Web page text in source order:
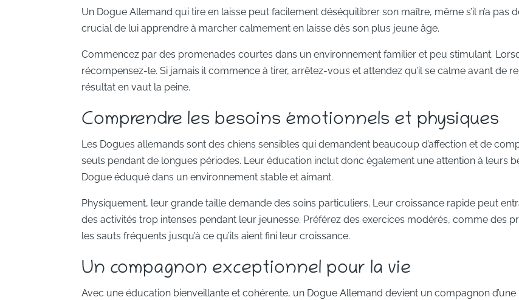
Un Dogue Allemand qui tire en laisse peut facilement déséquilibrer son maître, même s’il n’a pas
crucial de lui apprendre à marcher calmement en laisse dès son plus jeune âge.
Commencez par des promenades courtes dans un environnement familier et peu stimulant.
récompensez-le. Si jamais il commence à tirer, arrêtez-vous et attendez qu’il se calme avant de
résultat en vaut la peine.
Comprendre les besoins émotionnels et physiques
Les Dogues allemands sont des chiens sensibles qui demandent beaucoup d’affection et de
seuls pendant de longues périodes. Leur éducation inclut donc également une attention à leurs
Dogue éduqué dans un environnement stable et aimant.
Physiquement, leur grande taille demande des soins particuliers. Leur croissance rapide peut
des activités trop intenses pendant leur jeunesse. Préférez des exercices modérés, comme des
les sauts fréquents jusqu’à ce qu’ils aient fini leur croissance.
Un compagnon exceptionnel pour la vie
Avec une éducation bienveillante et cohérente, un Dogue Allemand devient un compagnon